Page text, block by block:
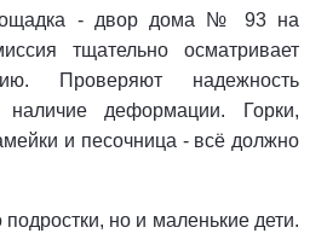
- двор дома № 93 на
тщательно осматривает
Проверяют надежность
наличие деформации. Горки,
и песочница - всё должно
но и маленькие дети.